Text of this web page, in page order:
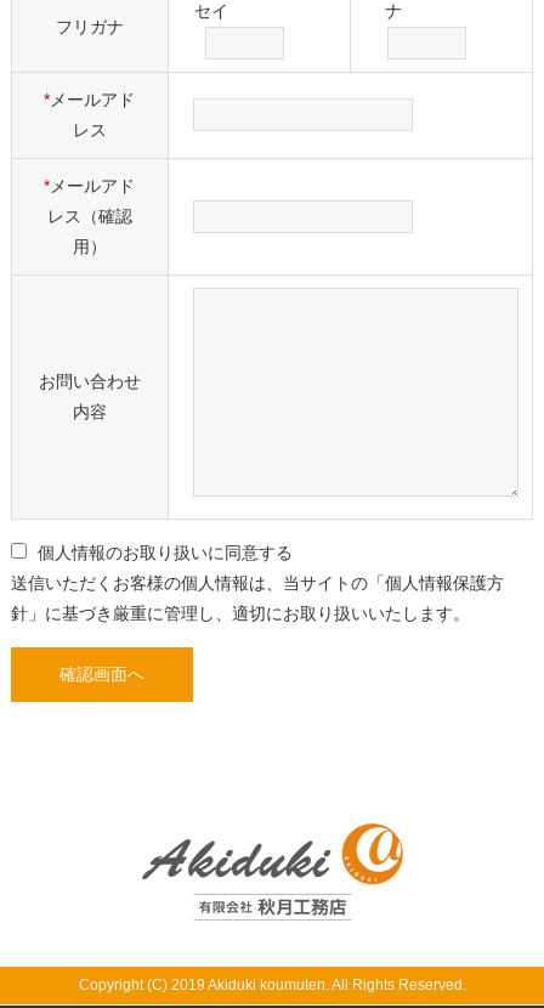
フリガナ
セイ ナ
* メールアド
レス
* メールアド
レス（確認
⽤）
お問い合わせ
内容
個⼈情報のお取り扱いに同意する
送信いただくお客様の個⼈情報は、当サイトの「個⼈情報保護⽅
針」に基づき厳重に管理し、適切にお取り扱いいたします。
Copyright (C) 2019 Akiduki koumuten. All Rights Reserved.